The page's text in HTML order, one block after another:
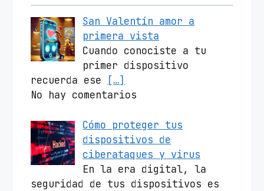
San Valentín amor a
primera vista
Cuando conociste a tu
primer dispositivo
recuerda ese
[…]
No hay comentarios
Cómo proteger tus
dispositivos de
ciberataques y virus
En la era digital, la
seguridad de tus dispositivos es